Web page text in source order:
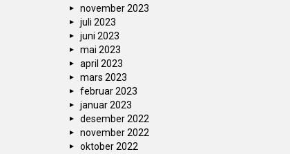
november 2023
juli 2023
juni 2023
mai 2023
april 2023
mars 2023
februar 2023
januar 2023
desember 2022
november 2022
oktober 2022